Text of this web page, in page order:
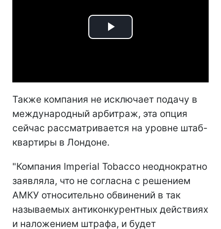
Play
Также компания не исключает подачу в
международный арбитраж, эта опция
сейчас рассматривается на уровне штаб-
квартиры в Лондоне.
"Компания Imperial Tobacco неоднократно
заявляла, что не согласна с решением
АМКУ относительно обвинений в так
называемых антиконкурентных действиях
и наложением штрафа, и будет